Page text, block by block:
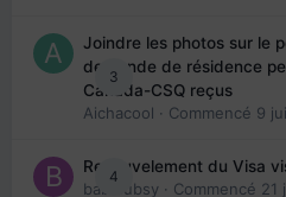
3
Joindre les photos sur le
demande de résidence
Canada-CSQ reçus
Aichacool · Commencé 9
4
Renouvelement du Visa
babibubsy · Commencé 21